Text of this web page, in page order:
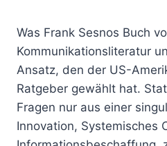
Was Frank Sesnos Buch
Kommunikationsliteratur
Ansatz, den der US-
Ratgeber gewählt hat.
Fragen nur aus einer
Innovation, Systemisches